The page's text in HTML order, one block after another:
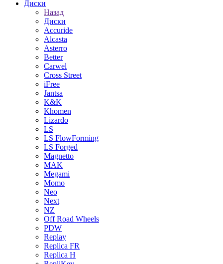
Диски
Назад
Диски
Accuride
Alcasta
Asterro
Better
Carwel
Cross Street
iFree
Jantsa
K&K
Khomen
Lizardo
LS
LS FlowForming
LS Forged
Magnetto
MAK
Megami
Momo
Neo
Next
NZ
Off Road Wheels
PDW
Replay
Replica FR
Replica H